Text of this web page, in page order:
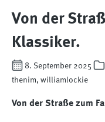
Von der
Klassiker.
8. September 2025
thenim, williamlockie
Von der Straße zum